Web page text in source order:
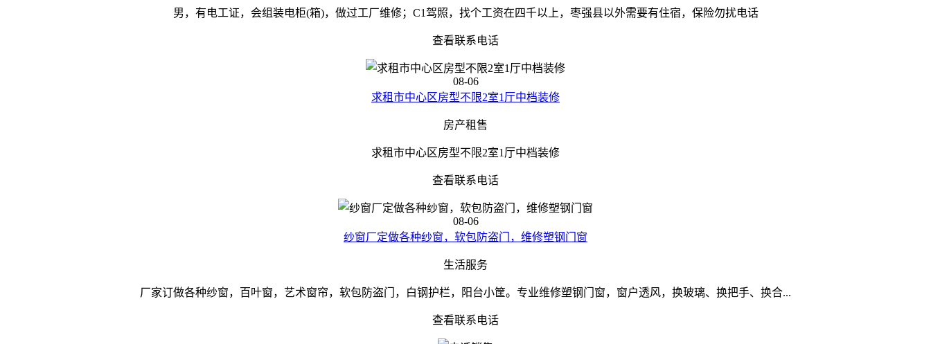
男，有电工证，会组装电柜(箱)，做过工厂维修；C1驾照，找个工资在四千以上，枣强县以外需要有住宿，保险勿扰电话
查看联系电话
08-06
求租市中心区房型不限2室1厅中档装修
房产租售
求租市中心区房型不限2室1厅中档装修
查看联系电话
08-06
纱窗厂定做各种纱窗，软包防盗门，维修塑钢门窗
生活服务
厂家订做各种纱窗，百叶窗，艺术窗帘，软包防盗门，白钢护栏，阳台小筐。专业维修塑钢门窗，窗户透风，换玻璃、换把手、换合...
查看联系电话